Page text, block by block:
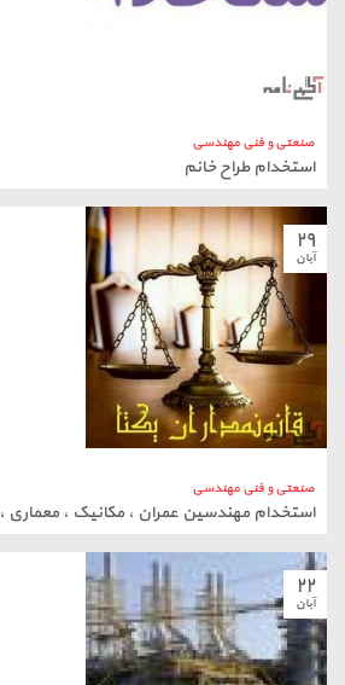
صنعتی و فنی مهندسی
استخدام طراح خانم
۲۹
آبان
صنعتی و فنی مهندسی
استخدام مهندسین عمران ، مکانیک ، معماری
۲۲
آبان